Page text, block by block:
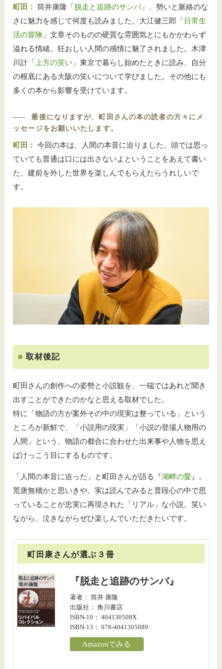
町田： 筒井康隆「 脱走と追跡のサンバ」、勢いと脈絡のな
さに魅力を感じて何度も読みました。大江健三郎「 日常生
活の冒険 」文章そのものの硬質な雰囲気とにもかかわらず
溢れる情緒。狂おしい人間の感情に魅了されました。木津
川計「
上方の笑い 」東京で暮らし始めたときに読み、自分
の根底にある大阪の笑いについて学びました。その他にも
多くの本から影響を受けています。
――
最後になりますが、町田さんの本の読者の方々にメ
ッセージをお願いいたします。
町田：
今回の本は、人間の本音に迫りました。頭では思っ
ていても普通は口には出さないよということをあえて書い
た、建前を外した世界を楽しんでもらえたらうれしいで
す。
取材後記
町田さんの創作への姿勢と小説観を、一端ではあれど聞き
出すことができたのかなと思える取材でした。
特に「物語の方が案外その中の現実は整っている」という
ところが新鮮で、「小説用の現実」「小説の登場人物用の
人間」という、物語の都合に合わせた出来事や人物を思え
ばけっこう目にするものです。
「人間の本音に迫った」と町田さんが語る『湖畔の愛』。
荒唐無稽かと思いきや、実は読んでみると普段心の中で思
っていることが忠実に再現された「リアル」な小説。笑い
ながら、泣きながらぜひ楽しんでいただきたいです。
町田康さんが選ぶ３冊
『脱走と追跡のサンバ』
著者： 筒井 康隆
出版社： 角川書店
ISBN-10： 404130508X
ISBN-13： 978-4041305089
Amazonでみる